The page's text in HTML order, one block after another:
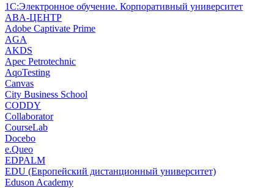
1С:Электронное обучение. Корпоративный университет
ABA-ЦЕНТР
Adobe Captivate Prime
AGA
AKDS
Apec Petrotechnic
AqoTesting
Canvas
City Business School
CODDY
Collaborator
CourseLab
Docebo
e.Queo
EDPALM
EDU (Европейский дистанционный университет)
Eduson Academy